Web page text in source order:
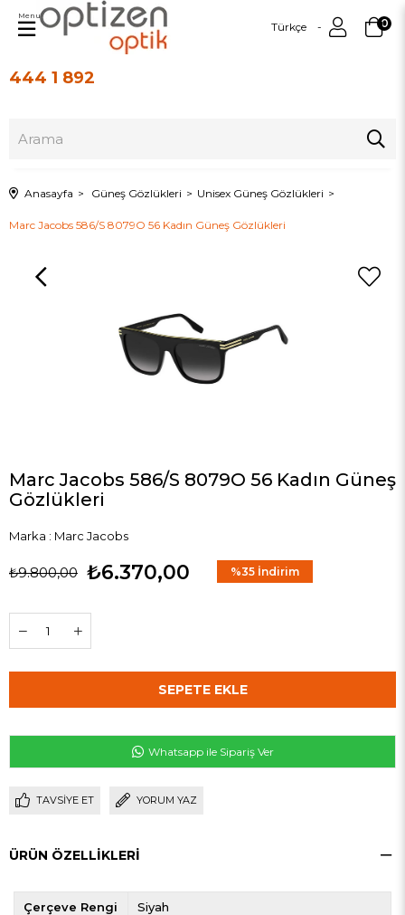
444 1 892
Türkçe 0
Menu
Anasayfa Güneş Gözlükleri Unisex Güneş Gözlükleri
Marc Jacobs 586/S 8079O 56 Kadın Güneş Gözlükleri
Marc Jacobs 586/S 8079O 56 Kadın Güneş
Gözlükleri
Marka : Marc Jacobs
₺9.800,00 ₺6.370,00 %35 İndirim
Whatsapp ile Sipariş Ver
TAVSIYE ET YORUM YAZ
ÜRÜN ÖZELLIKLERI
Çerçeve Rengi Siyah